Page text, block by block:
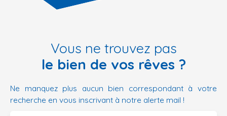
Vous ne trouvez pas
le bien de vos rêves ?
Ne manquez plus aucun bien correspondant à votre
recherche en vous inscrivant à notre alerte mail !